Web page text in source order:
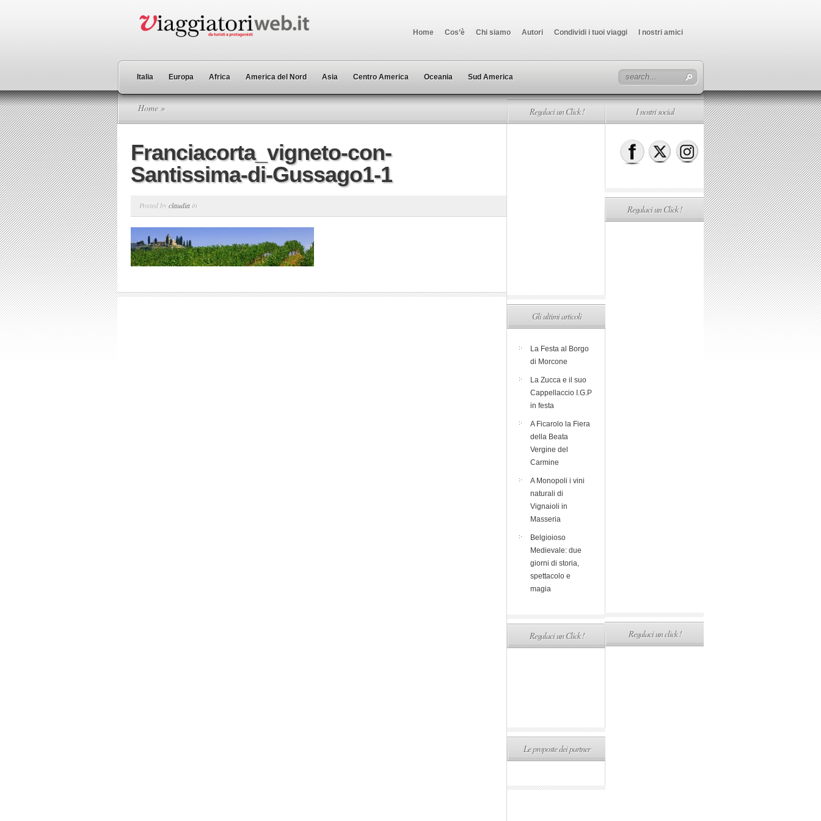
Home Cos’è Chi siamo Autori Condividi i tuoi viaggi I nostri amici
Italia Europa Africa America del Nord Asia Centro America Oceania Sud America
Home »
Franciacorta_vigneto-con-
Santissima-di-Gussago1-1
Posted byclaudia in
Regalaci un Click !
Gli ultimi articoli
La Festa al Borgo
di Morcone
La Zucca e il suo
Cappellaccio I.G.P
in festa
A Ficarolo la Fiera
della Beata
Vergine del
Carmine
A Monopoli i vini
naturali di
Vignaioli in
Masseria
Belgioioso
Medievale: due
giorni di storia,
spettacolo e
magia
Regalaci un Click !
Le proposte dei partner
I nostri social
Regalaci un Click !
Regalaci un click !